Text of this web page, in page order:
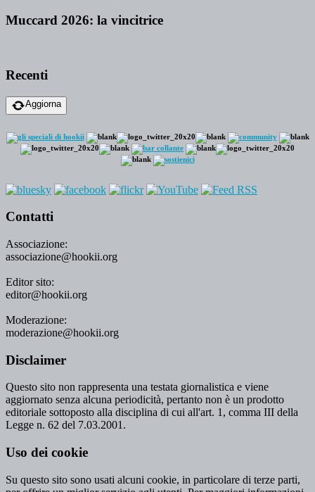
Muccard 2026: la vincitrice
Recenti
Aggiorna
Contatti
Associazione:
associazione@hookii.org
Editor sito:
editor@hookii.org
Moderazione:
moderazione@hookii.org
Disclaimer
Questo sito non rappresenta una testata giornalistica e viene
aggiornato senza alcuna periodicità, pertanto non è un prodotto
editoriale sottoposto alla disciplina di cui all'art. 1, comma III della
Legge n. 62 del 7.03.2001.
Uso dei cookie
Su questo sito sono usati alcuni cookie, in particolare di terze parti,